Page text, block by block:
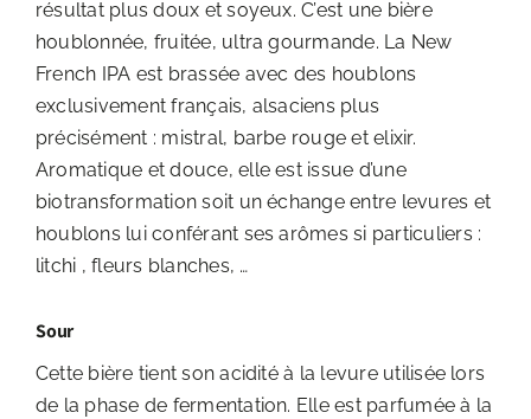
résultat plus doux et soyeux. C’est une bière
houblonnée, fruitée, ultra gourmande. La New
French IPA est brassée avec des houblons
exclusivement français, alsaciens plus
précisément : mistral, barbe rouge et elixir.
Aromatique et douce, elle est issue d’une
biotransformation soit un échange entre levures et
houblons lui conférant ses arômes si particuliers :
litchi , fleurs blanches, …
Sour
Cette bière tient son acidité à la levure utilisée lors
de la phase de fermentation. Elle est parfumée à la